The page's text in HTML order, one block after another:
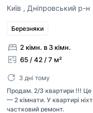
Київ , Дніпровський р-н
Березняки
2 кімн. в 3 кімн.
65 / 42 / 7 м²
3 дні тому
Продам. 2/3 квартири !!! Це
— 2 кімнати. У квартирі
частковий ремонт.